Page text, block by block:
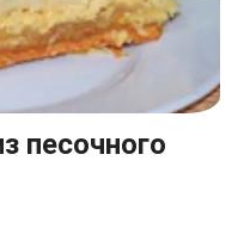
песочного